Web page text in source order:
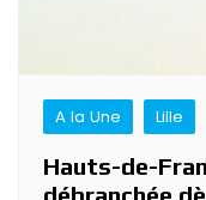
A la Une Lille
Hauts-de-